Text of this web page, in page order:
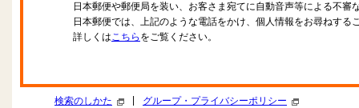
日本郵便や郵便局を装い、お客さま宛てに自動音声等による不審
日本郵便では、上記のような電話をかけ、個人情報をお尋ねする
詳しくはこちら をご覧ください。
検索のしかた グループ・プライバシーポリシー